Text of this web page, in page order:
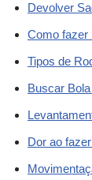
Devolver
Como fazer
Tipos de
Buscar
Dor ao